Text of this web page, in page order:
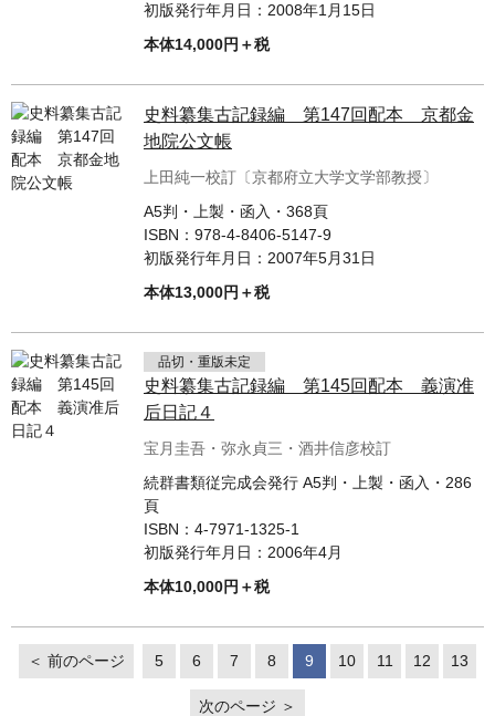
初版発行年月日： 2008年1月15日
本体14,000円＋税
史料纂集古記録編 第147回配本 京都金
地院公文帳
上田純一校訂〔京都府立大学文学部教授〕
A5判・上製・函入・368頁
ISBN： 978-4-8406-5147-9
初版発行年月日： 2007年5月31日
本体13,000円＋税
品切・重版未定
史料纂集古記録編 第145回配本 義演准
后日記４
宝月圭吾・弥永貞三・酒井信彦校訂
続群書類従完成会発行 A5判・上製・函入・286
頁
ISBN： 4-7971-1325-1
初版発行年月日： 2006年4月
本体10,000円＋税
＜ 前のページ 5 6 7 8 9 10 11 12 13
次のページ ＞